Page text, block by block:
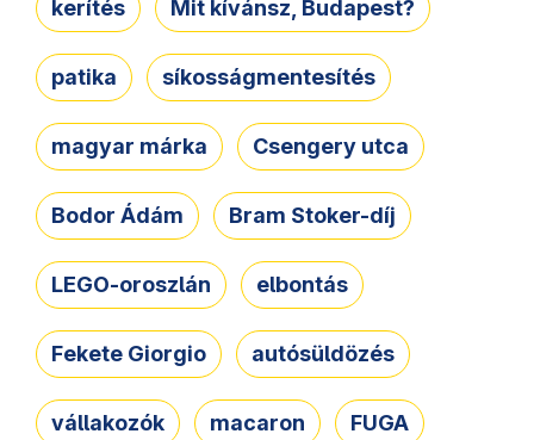
kerítés Mit kívánsz, Budapest?
patika síkosságmentesítés
magyar márka Csengery utca
Bodor Ádám Bram Stoker-díj
LEGO-oroszlán elbontás
Fekete Giorgio autósüldözés
vállakozók macaron FUGA